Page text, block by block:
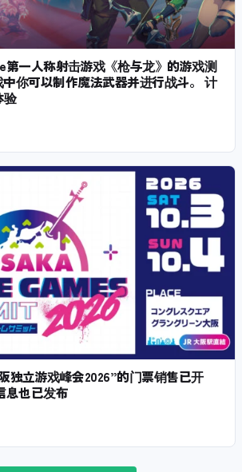
第一人称射击游戏《枪与龙》的游戏测
你可以制作魔法武器并进行战斗。 计
验
独立游戏峰会2026”的门票销售已开
息也已发布